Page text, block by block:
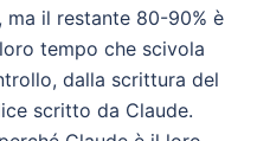
ma il restante 80-90% è
tempo che scivola
dalla scrittura del
scritto da Claude.